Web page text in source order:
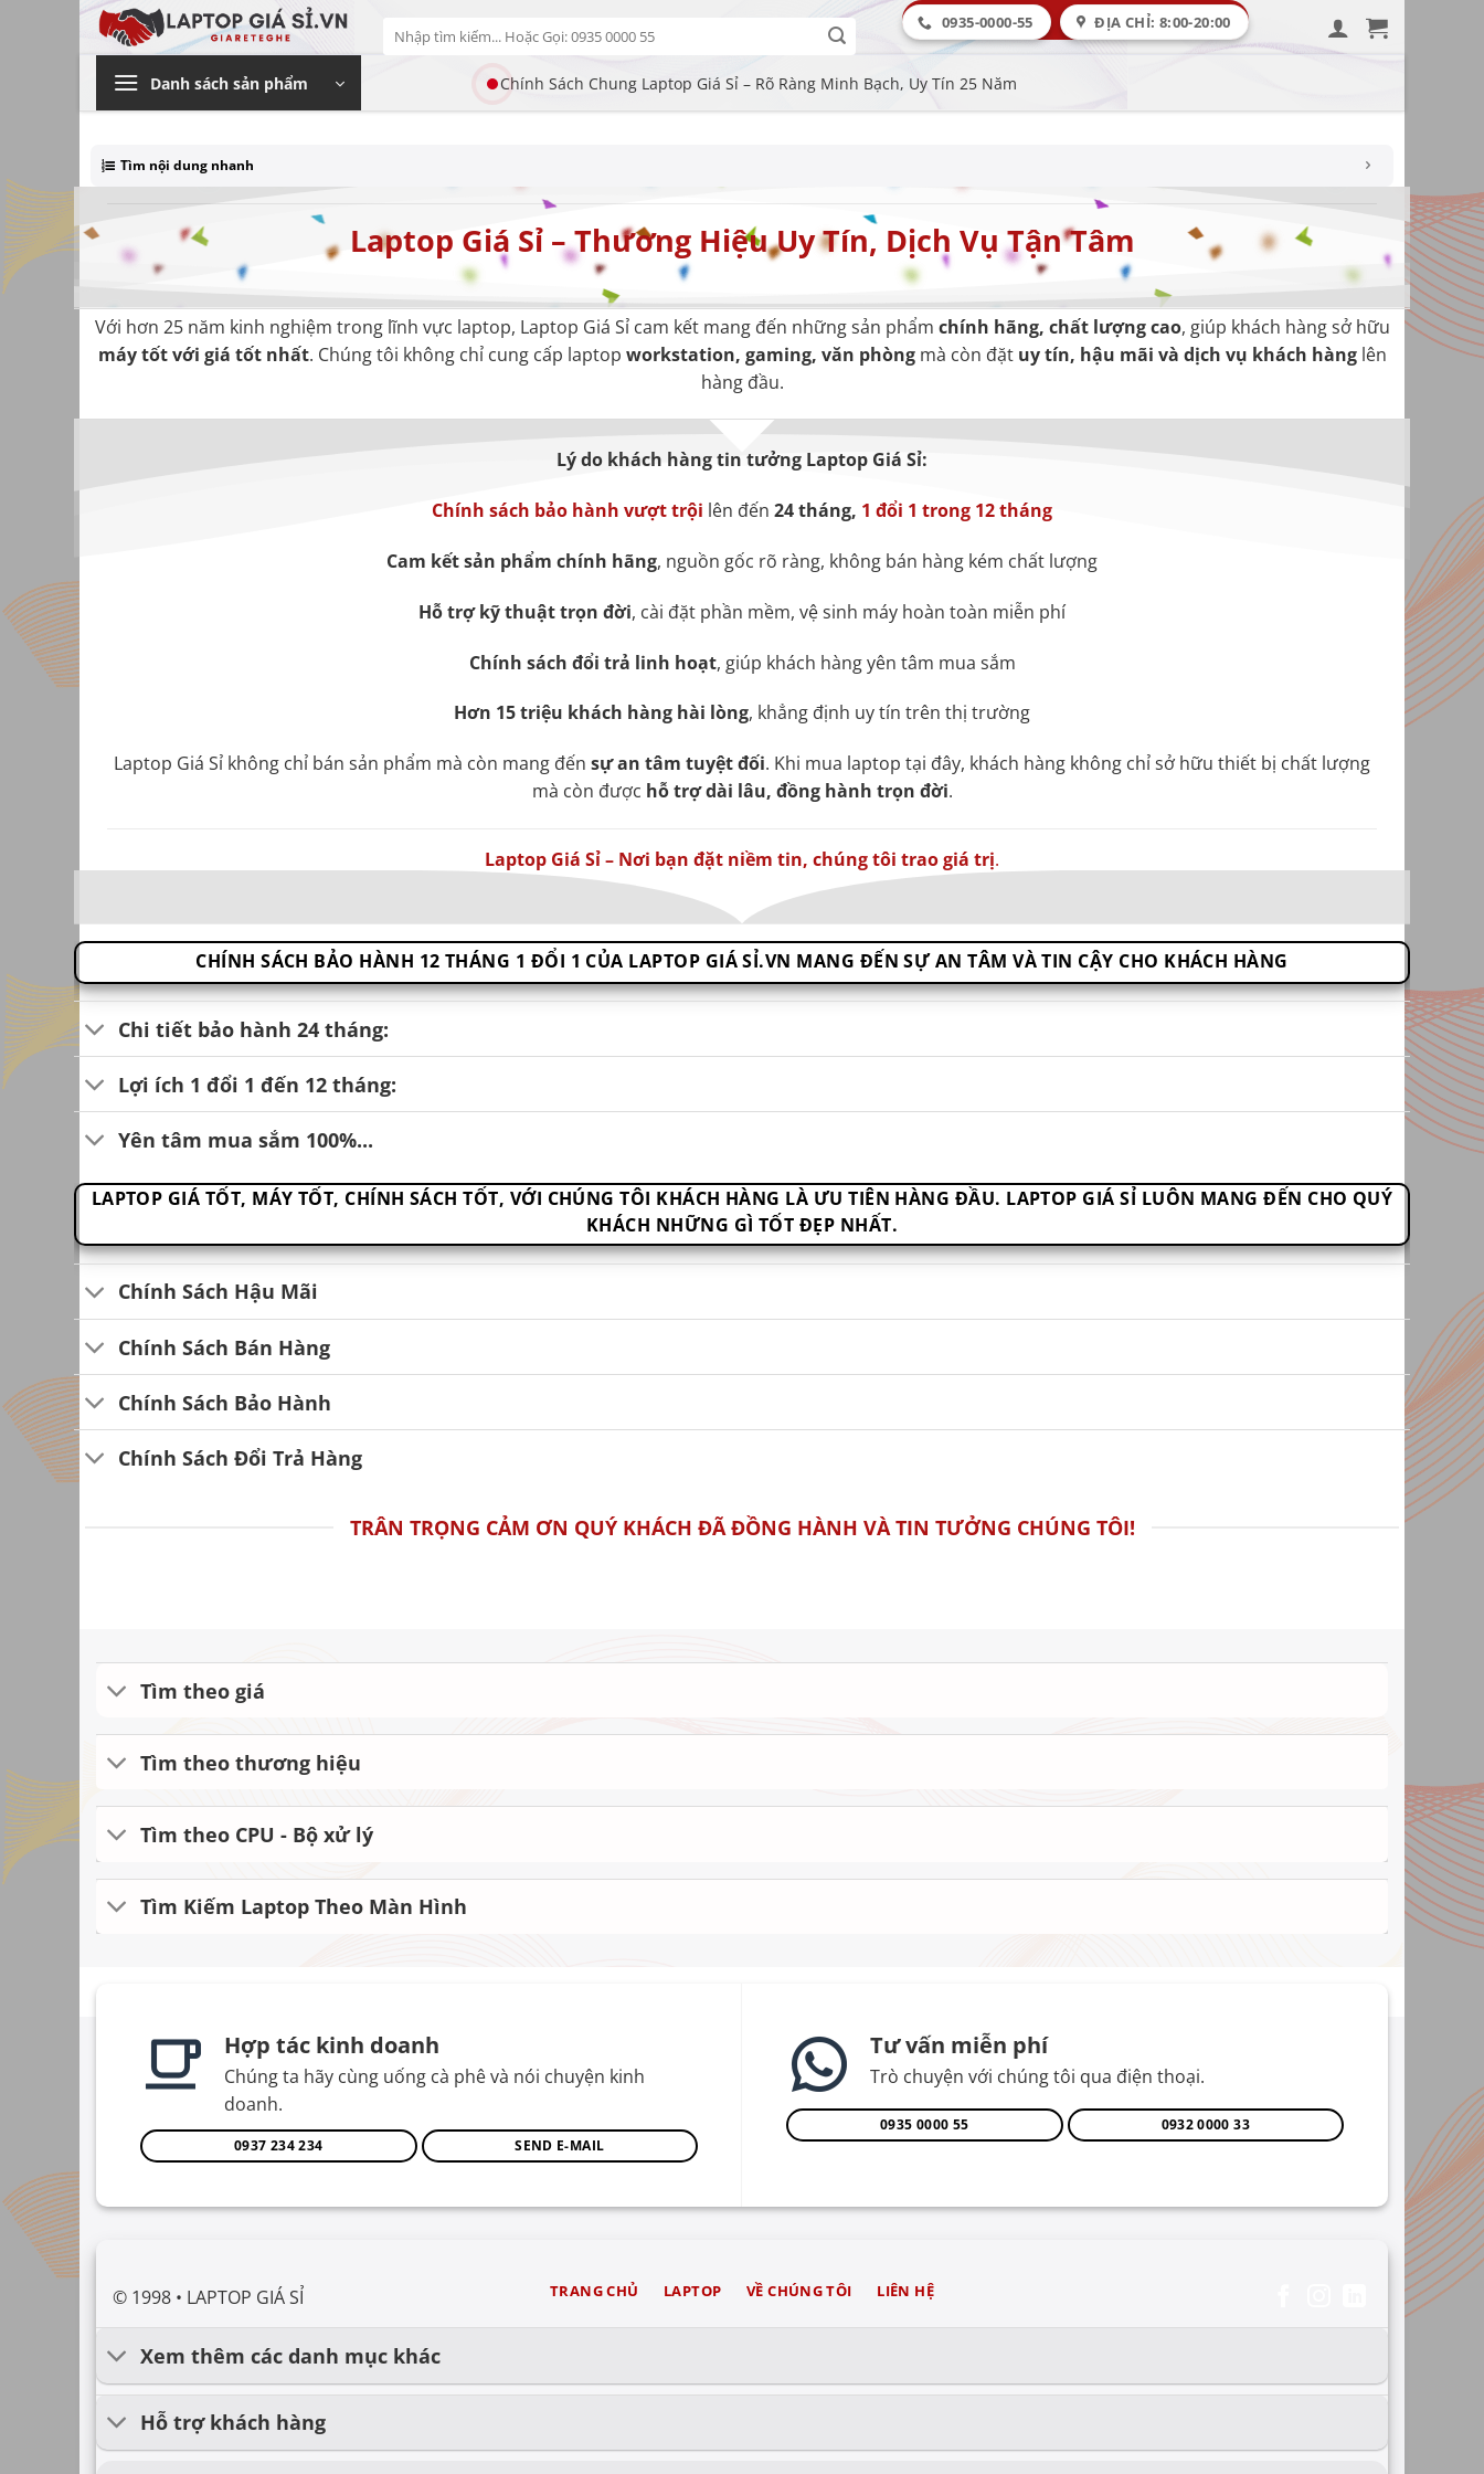
Bỏ
qua
dung
Tìm
kiếm:
0935-0000-55 ĐỊA CHỈ: 8:00-20:00
Danh sách sản phẩm Chính Sách Chung Laptop Giá Sỉ – Rõ Ràng Minh Bạch, Uy Tín 25 Năm
Tìm nội dung nhanh
Laptop Giá Sỉ – Thương Hiệu Uy Tín, Dịch Vụ Tận Tâm
Với hơn 25 năm kinh nghiệm trong lĩnh vực laptop, Laptop Giá Sỉ cam kết mang đến những sản phẩm chính hãng, chất lượng cao, giúp khách hàng sở hữu
máy tốt với giá tốt nhất. Chúng tôi không chỉ cung cấp laptop workstation, gaming, văn phòngmà còn đặt uy tín, hậu mãi và dịch vụ khách hànglên
hàng đầu.
Lý do khách hàng tin tưởng Laptop Giá Sỉ:
Chính sách bảo hành vượt trội lên đến 24 tháng, 1 đổi 1 trong 12 tháng
Cam kết sản phẩm chính hãng, nguồn gốc rõ ràng, không bán hàng kém chất lượng
Hỗ trợ kỹ thuật trọn đời, cài đặt phần mềm, vệ sinh máy hoàn toàn miễn phí
Chính sách đổi trả linh hoạt, giúp khách hàng yên tâm mua sắm
Hơn 15 triệu khách hàng hài lòng, khẳng định uy tín trên thị trường
Laptop Giá Sỉ không chỉ bán sản phẩm mà còn mang đến sự an tâm tuyệt đối. Khi mua laptop tại đây, khách hàng không chỉ sở hữu thiết bị chất lượng
mà còn được hỗ trợ dài lâu, đồng hành trọn đời.
Laptop Giá Sỉ – Nơi bạn đặt niềm tin, chúng tôi trao giá trị.
CHÍNH SÁCH BẢO HÀNH 12 THÁNG 1 ĐỔI 1 CỦA LAPTOP GIÁ SỈ.VN MANG ĐẾN SỰ AN TÂM VÀ TIN CẬY CHO KHÁCH HÀNG
Chi tiết bảo hành 24 tháng:
Lợi ích 1 đổi 1 đến 12 tháng:
Yên tâm mua sắm 100%...
LAPTOP GIÁ TỐT, MÁY TỐT, CHÍNH SÁCH TỐT, VỚI CHÚNG TÔI KHÁCH HÀNG LÀ ƯU TIÊN HÀNG ĐẦU. LAPTOP GIÁ SỈ LUÔN MANG ĐẾN CHO QUÝ
KHÁCH NHỮNG GÌ TỐT ĐẸP NHẤT.
Chính Sách Hậu Mãi
Chính Sách Bán Hàng
Chính Sách Bảo Hành
Chính Sách Đổi Trả Hàng
TRÂN TRỌNG CẢM ƠN QUÝ KHÁCH ĐÃ ĐỒNG HÀNH VÀ TIN TƯỞNG CHÚNG TÔI!
Tìm theo giá
Tìm theo thương hiệu
Tìm theo CPU - Bộ xử lý
Tìm Kiếm Laptop Theo Màn Hình
Hợp tác kinh doanh
Chúng ta hãy cùng uống cà phê và nói chuyện kinh
doanh.
0937 234 234 SEND E-MAIL
Tư vấn miễn phí
Trò chuyện với chúng tôi qua điện thoại.
0935 0000 55 0932 0000 33
© 1998 • LAPTOP GIÁ SỈ TRANG CHỦ LAPTOP VỀ CHÚNG TÔI LIÊN HỆ
Xem thêm các danh mục khác
Hỗ trợ khách hàng